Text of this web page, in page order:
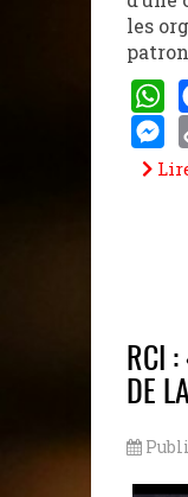
les
RCI :
DE